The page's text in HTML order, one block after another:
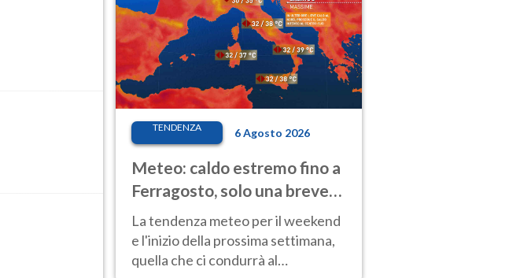
TENDENZA 6 Agosto 2026
Meteo: caldo estremo fino a
Ferragosto, solo una breve
pausa. Ecco dove
La tendenza meteo per il weekend
e l'inizio della prossima settimana,
quella che ci condurrà al